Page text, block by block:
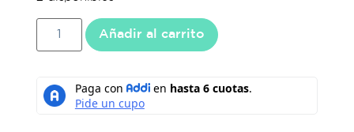
Añadir al carrito